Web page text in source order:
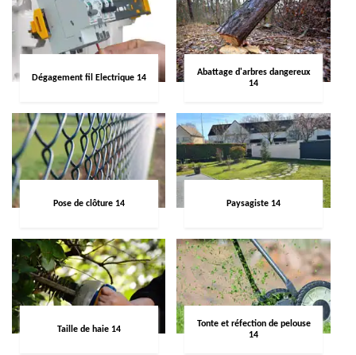
Dégagement fil Electrique 14
Abattage d'arbres dangereux
14
Pose de clôture 14 Paysagiste 14
Taille de haie 14
Tonte et réfection de pelouse
14